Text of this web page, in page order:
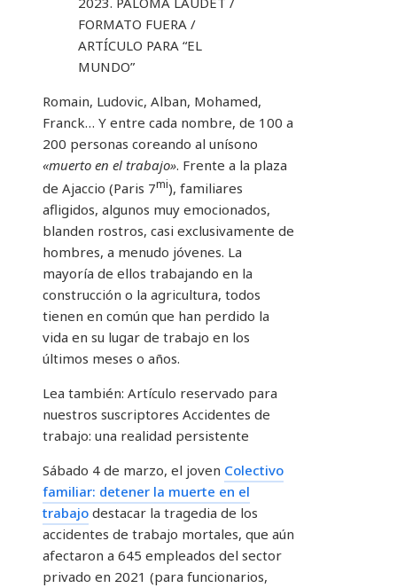
FORMATO FUERA /
ARTÍCULO PARA “EL
MUNDO”
Romain, Ludovic, Alban, Mohamed,
Franck… Y entre cada nombre, de 100 a
200 personas coreando al unísono
«muerto en el trabajo». Frente a la plaza
de Ajaccio (Paris 7mi), familiares
afligidos, algunos muy emocionados,
blanden rostros, casi exclusivamente de
hombres, a menudo jóvenes. La
mayoría de ellos trabajando en la
construcción o la agricultura, todos
tienen en común que han perdido la
vida en su lugar de trabajo en los
últimos meses o años.
Lea también: Artículo reservado para
nuestros suscriptores Accidentes de
trabajo: una realidad persistente
Sábado 4 de marzo, el joven Colectivo
familiar: detener la muerte en el
trabajo destacar la tragedia de los
accidentes de trabajo mortales, que aún
afectaron a 645 empleados del sector
privado en 2021 (para funcionarios,